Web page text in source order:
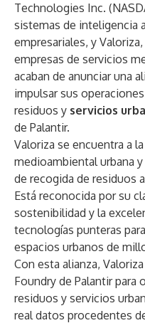
Technologies Inc.
sistemas de inteligencia
empresariales, y
empresas de servicios
acaban de anunciar una
impulsar sus
residuos y servicios
de Palantir.
Valoriza se encuentra a
medioambiental urbana
de recogida de residuos
Está reconocida por su
sostenibilidad y la
tecnologías punteras
espacios urbanos de
Con esta alianza,
Foundry de Palantir
residuos y servicios
real datos procedentes